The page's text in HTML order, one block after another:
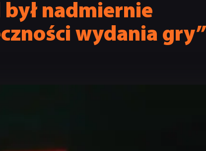
nadmiernie
wydania gry”